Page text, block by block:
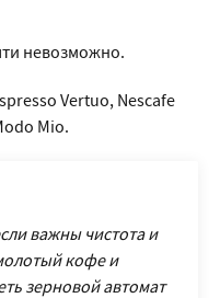
невозможно.
Vertuo, Nescafe
Mio.
важны чистота и
кофе и
зерновой автомат